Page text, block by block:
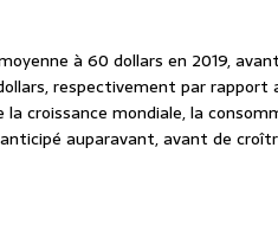
à 60 dollars en 2019,
respectivement par rapport
croissance mondiale, la
auparavant, avant de